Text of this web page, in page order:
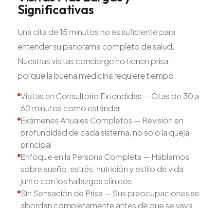
Significativas
Una cita de 15 minutos no es suficiente para
entender su panorama completo de salud.
Nuestras visitas concierge no tienen prisa —
porque la buena medicina requiere tiempo.
Visitas en Consultorio Extendidas — Citas de 30 a
60 minutos como estándar
Exámenes Anuales Completos — Revisión en
profundidad de cada sistema, no solo la queja
principal
Enfoque en la Persona Completa — Hablamos
sobre sueño, estrés, nutrición y estilo de vida
junto con los hallazgos clínicos
Sin Sensación de Prisa — Sus preocupaciones se
abordan completamente antes de que se vaya